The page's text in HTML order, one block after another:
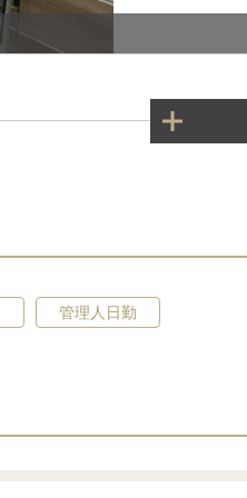
管理人日勤